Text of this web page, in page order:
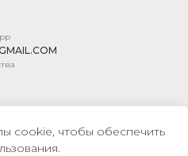
cookie, чтобы обеспечить